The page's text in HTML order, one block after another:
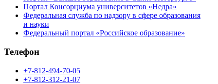
Портал Консорциума университетов «Недра»
Федеральная служба по надзору в сфере образования
и науки
Федеральный портал «Российское образование»
Телефон
+7-812-494-70-05
+7-812-312-21-07